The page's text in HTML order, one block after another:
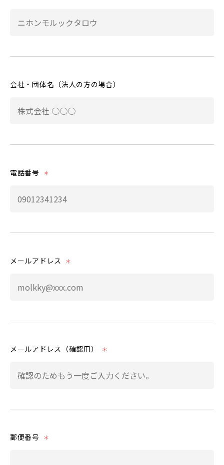
会社・団体名（法人の方の場合）
電話番号 ＊
メールアドレス ＊
メールアドレス（確認用） ＊
郵便番号 ＊